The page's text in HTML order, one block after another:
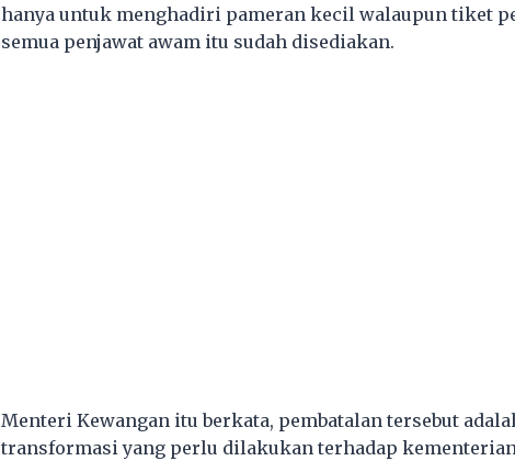
hanya untuk menghadiri pameran kecil walaupun tiket
semua penjawat awam itu sudah disediakan.
Menteri Kewangan itu berkata, pembatalan tersebut
transformasi yang perlu dilakukan terhadap